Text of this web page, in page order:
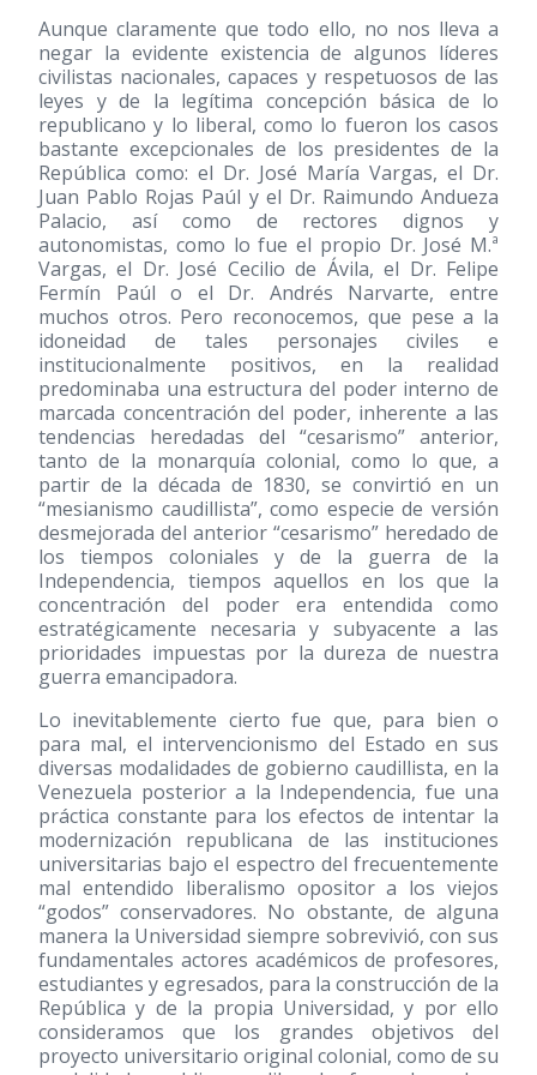
Aunque claramente que todo ello, no nos lleva a
negar la evidente existencia de algunos líderes
civilistas nacionales, capaces y respetuosos de las
leyes y de la legítima concepción básica de lo
republicano y lo liberal, como lo fueron los casos
bastante excepcionales de los presidentes de la
República como: el Dr. José María Vargas, el Dr.
Juan Pablo Rojas Paúl y el Dr. Raimundo Andueza
Palacio, así como de rectores dignos y
autonomistas, como lo fue el propio Dr. José M.ª
Vargas, el Dr. José Cecilio de Ávila, el Dr. Felipe
Fermín Paúl o el Dr. Andrés Narvarte, entre
muchos otros. Pero reconocemos, que pese a la
idoneidad de tales personajes civiles e
institucionalmente positivos, en la realidad
predominaba una estructura del poder interno de
marcada concentración del poder, inherente a las
tendencias heredadas del “cesarismo” anterior,
tanto de la monarquía colonial, como lo que, a
partir de la década de 1830, se convirtió en un
“mesianismo caudillista”, como especie de versión
desmejorada del anterior “cesarismo” heredado de
los tiempos coloniales y de la guerra de la
Independencia, tiempos aquellos en los que la
concentración del poder era entendida como
estratégicamente necesaria y subyacente a las
prioridades impuestas por la dureza de nuestra
guerra emancipadora.
Lo inevitablemente cierto fue que, para bien o
para mal, el intervencionismo del Estado en sus
diversas modalidades de gobierno caudillista, en la
Venezuela posterior a la Independencia, fue una
práctica constante para los efectos de intentar la
modernización republicana de las instituciones
universitarias bajo el espectro del frecuentemente
mal entendido liberalismo opositor a los viejos
“godos” conservadores. No obstante, de alguna
manera la Universidad siempre sobrevivió, con sus
fundamentales actores académicos de profesores,
estudiantes y egresados, para la construcción de la
República y de la propia Universidad, y por ello
consideramos que los grandes objetivos del
proyecto universitario original colonial, como de su